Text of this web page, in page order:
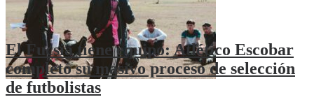
El Fucsia tiene equipo: Atlético Escobar
completó su masivo proceso de selección
de futbolistas